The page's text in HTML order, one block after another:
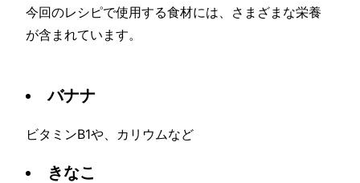
今回のレシピで使用する食材には、さまざまな栄養
が含まれています。
バナナ
ビタミンB1や、カリウムなど
きなこ